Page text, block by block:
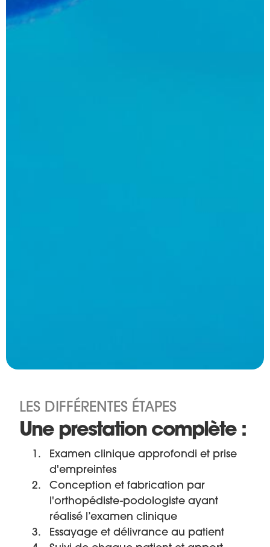
LES DIFFÉRENTES ÉTAPES
Une prestation complète :
Examen clinique approfondi et prise
d'empreintes
Conception et fabrication par
l'orthopédiste-podologiste ayant
réalisé l’examen clinique
Essayage et délivrance au patient